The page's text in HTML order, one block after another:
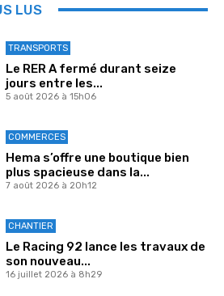
LUS
TRANSPORTS
Le RER A fermé durant seize
jours entre les...
5 août 2026 à 15h06
COMMERCES
Hema s’offre une boutique bien
plus spacieuse dans la...
7 août 2026 à 20h12
CHANTIER
Le Racing 92 lance les travaux de
son nouveau...
16 juillet 2026 à 8h29